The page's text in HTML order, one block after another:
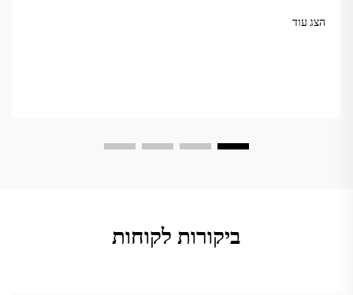
הצג עוד
ביקורות לקוחות